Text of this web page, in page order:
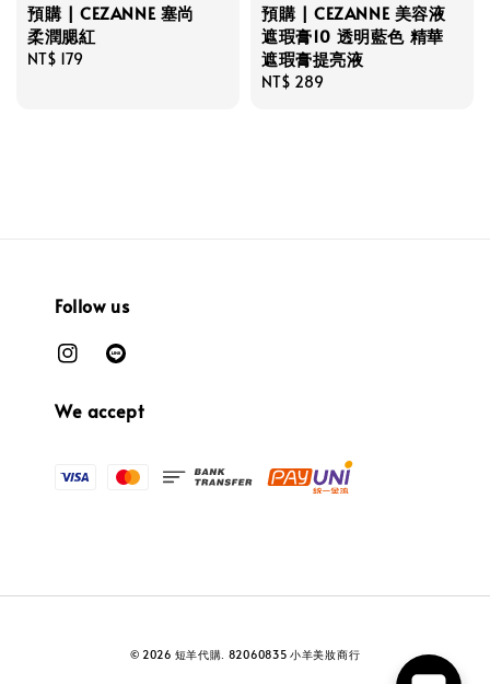
預購 | CEZANNE 塞尚
柔潤腮紅
Regular
NT$ 179
預購 | CEZANNE 美容液
遮瑕膏10 透明藍色 精華
遮瑕膏提亮液
Regular
NT$ 289
Follow us
We accept
© 2026 短羊代購. 82060835 小羊美妝商行